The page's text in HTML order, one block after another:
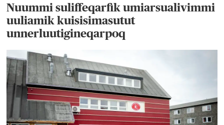
Nuummi suliffeqarfik umiarsualivimmi
uuliamik kuisisimasutut
unnerluutigineqarpoq